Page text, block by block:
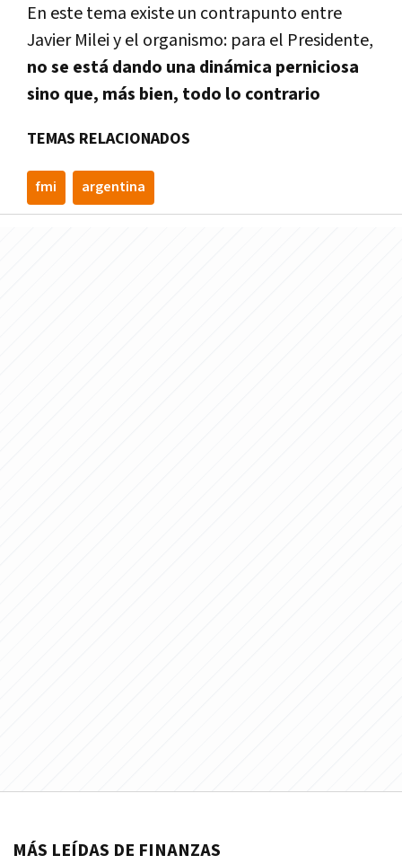
En este tema existe un contrapunto entre
Javier Milei y el organismo: para el Presidente,
no se está dando una dinámica perniciosa
sino que, más bien, todo lo contrario
TEMAS RELACIONADOS
fmi argentina
MÁS LEÍDAS DE FINANZAS